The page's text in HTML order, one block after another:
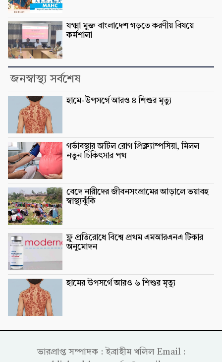
যক্ষ্মা মুক্ত বাংলাদেশ গড়তে করণীয় বিষয়ে
কর্মশালা
জনস্বাস্থ্য সর্বশেষ
হামে-উপসর্গে আরও ৪ শিশুর মৃত্যু
গর্ভাবস্থার জটিল রোগ প্রিক্ল্যাম্পসিয়া, মিলল
নতুন চিকিৎসার পথ
বেদে নারীদের জীবনসংগ্রামের আড়ালে ভয়াবহ
স্বাস্থ্যঝুঁকি
ফ্লু প্রতিরোধে বিশ্বে প্রথম এমআরএনএ টিকার
অনুমোদন
হামের উপসর্গে আরও ৬ শিশুর মৃত্যু
ভারপ্রাপ্ত সম্পাদক : ইব্রাহীম খলিল Email :